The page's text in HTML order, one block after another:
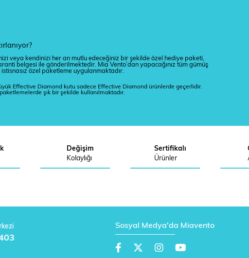
veya kendinizi her an mutlu edeceğiniz bir şekilde özel hediye paketi,
belgesi ile gönderilmektedir. Mia Vento’dan yapacağınız tüm gümüş
istisnasız özel paketleme uygulanmaktadır.
Effective Diamond kutu sadece Effective Diamond ürünlerde geçerlidir.
şık bir şekilde kullanılmaktadır.
Değişim
Kolaylığı
Sertifikalı
Ürünler
Sosyal Medya'da Miavento